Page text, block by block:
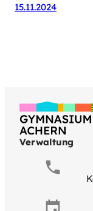
15.11.2024
Verwaltung